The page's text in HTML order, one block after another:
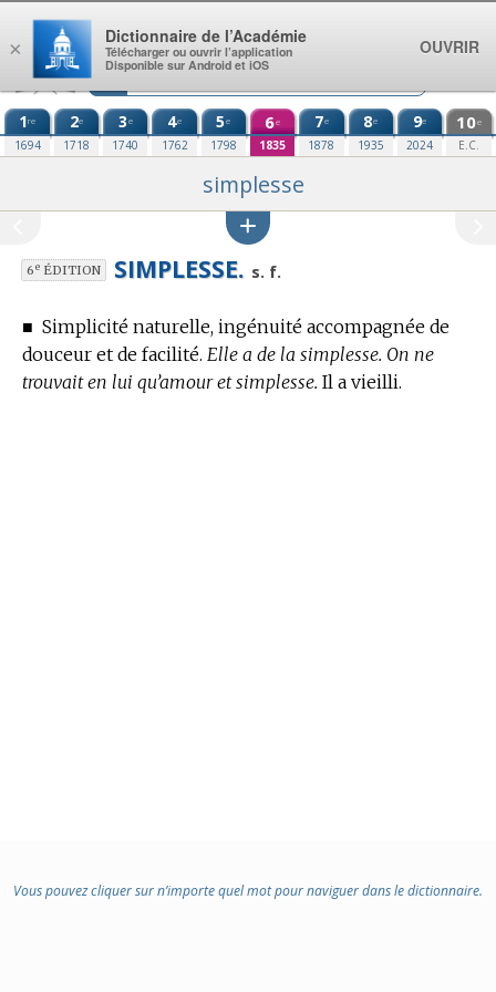
Aller au contenu
1re
1694
2e
1718
3e
1740
4e
1762
5e
1798
6e
1835
7e
1878
8e
1935
9e
2024
10e
E.C.
simplesse
6eÉDITION SIMPLESSE. s. f.
■ Simplicité naturelle, ingénuité accompagnée de
douceur et de facilité. Elle a de la simplesse. On ne
trouvait en lui qu’amour et simplesse. Il a vieilli.
Vous pouvez cliquer sur n’importe quel mot pour naviguer dans le dictionnaire.
×
Dictionnaire de l’Académie
Télécharger ou ouvrir l’application
Disponible sur Android et iOS
OUVRIR